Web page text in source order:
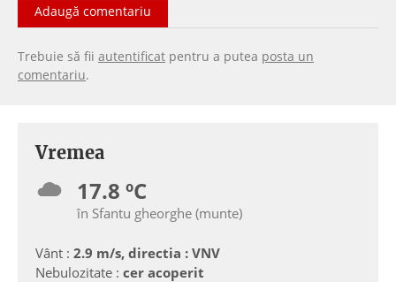
Adaugă comentariu
Trebuie să fii autentificat pentru a putea posta un
comentariu.
Vremea
17.8 ºC
în Sfantu gheorghe (munte)
Vânt : 2.9 m/s, directia : VNV
Nebulozitate : cer acoperit